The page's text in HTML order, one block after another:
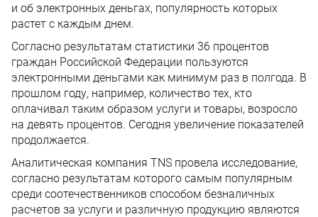
и об электронных деньгах, популярность которых
растет с каждым днем.
Согласно результатам статистики 36 процентов
граждан Российской Федерации пользуются
электронными деньгами как минимум раз в полгода. В
прошлом году, например, количество тех, кто
оплачивал таким образом услуги и товары, возросло
на девять процентов. Сегодня увеличение показателей
продолжается.
Аналитическая компания TNS провела исследование,
согласно результатам которого самым популярным
среди соотечественников способом безналичных
расчетов за услуги и различную продукцию являются